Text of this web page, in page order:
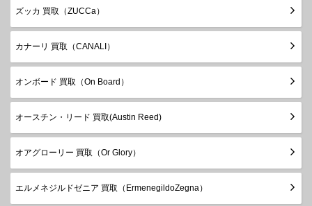
ズッカ 買取（ZUCCa）
カナーリ 買取（CANALI）
オンボード 買取（On Board）
オースチン・リード 買取(Austin Reed)
オアグローリー 買取（Or Glory）
エルメネジルドゼニア 買取（ErmenegildoZegna）